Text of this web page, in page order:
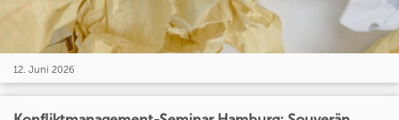
12. Juni 2026